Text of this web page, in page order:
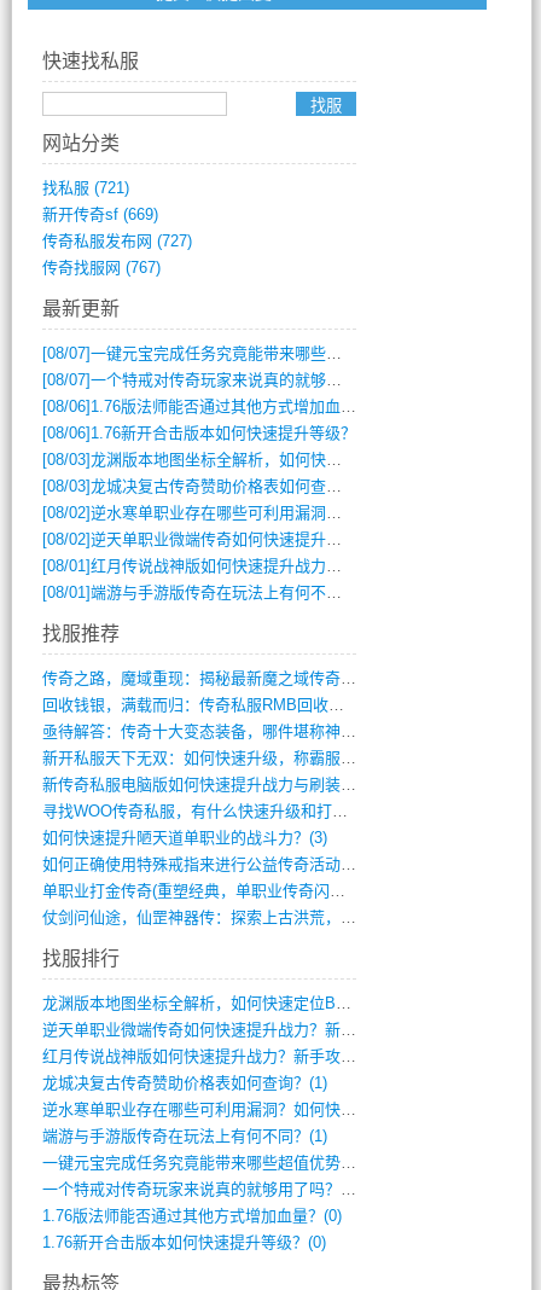
快速找私服
网站分类
找私服 (721)
新开传奇sf(669)
传奇私服发布网 (727)
传奇找服网 (767)
最新更新
[08/07]一键元宝完成任务究竟能带来哪些超值优势？
[08/07]一个特戒对传奇玩家来说真的就够用了吗？
[08/06] 1.76版法师能否通过其他方式增加血量？
[08/06] 1.76新开合击版本如何快速提升等级？
[08/03]龙渊版本地图坐标全解析，如何快速定位BOSS位置？
[08/03]龙城决复古传奇赞助价格表如何查询？
[08/02]逆水寒单职业存在哪些可利用漏洞？如何快速提升战力？
[08/02]逆天单职业微端传奇如何快速提升战力？新手必看攻略
[08/01]红月传说战神版如何快速提升战力？新手攻略全解析？
[08/01]端游与手游版传奇在玩法上有何不同？
找服推荐
传奇之路，魔域重现：揭秘最新魔之域传奇攻(712)
回收钱银，满载而归：传奇私服RMB回收装(548)
亟待解答：传奇十大变态装备，哪件堪称神器(347)
新开私服天下无双：如何快速升级，称霸服务(681)
新传奇私服电脑版如何快速提升战力与刷装备(835)
寻找WOO传奇私服，有什么快速升级和打宝(864)
如何快速提升陋天道单职业的战斗力？(3)
如何正确使用特殊戒指来进行公益传奇活动？(10)
单职业打金传奇(重塑经典，单职业传奇闪耀(10)
仗剑问仙途，仙罡神器传：探索上古洪荒，揭(813)
找服排行
龙渊版本地图坐标全解析，如何快速定位BO(3)
逆天单职业微端传奇如何快速提升战力？新手(2)
红月传说战神版如何快速提升战力？新手攻略(2)
龙城决复古传奇赞助价格表如何查询？(1)
逆水寒单职业存在哪些可利用漏洞？如何快速(1)
端游与手游版传奇在玩法上有何不同？(1)
一键元宝完成任务究竟能带来哪些超值优势？(0)
一个特戒对传奇玩家来说真的就够用了吗？(0)
1.76版法师能否通过其他方式增加血量？(0)
1.76新开合击版本如何快速提升等级？(0)
最热标签